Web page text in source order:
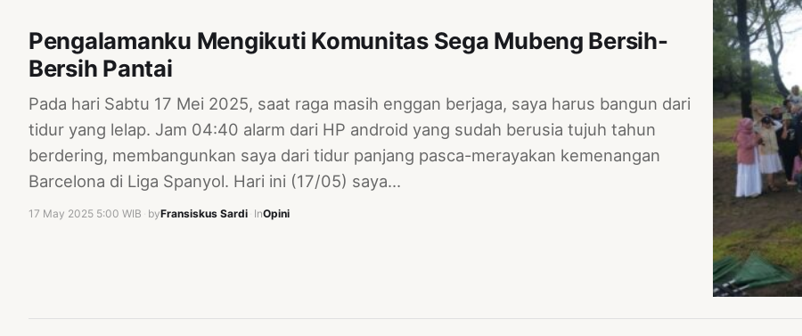
Pengalamanku Mengikuti Komunitas Sega Mubeng Bersih-
Bersih Pantai
Pada hari Sabtu 17 Mei 2025, saat raga masih enggan berjaga, saya harus bangun dari
tidur yang lelap. Jam 04:40 alarm dari HP android yang sudah berusia tujuh tahun
berdering, membangunkan saya dari tidur panjang pasca-merayakan kemenangan
Barcelona di Liga Spanyol. Hari ini (17/05) saya…
17 May 2025 5:00 WIB byFransiskus Sardi InOpini